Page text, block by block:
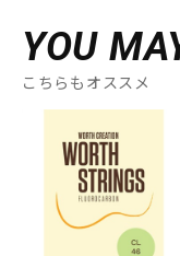
YOU
こちらもオススメ